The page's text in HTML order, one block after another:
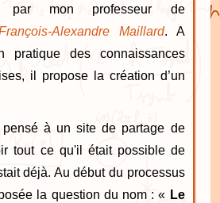
mon professeur de
Alexandre Maillard. A
des connaissances
il propose la création d’un
à un site de partage de
tout ce qu'il était possible de
déjà. Au début du processus
la question du nom : « Le